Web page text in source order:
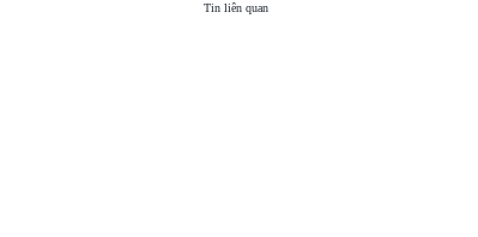
Tin liên quan